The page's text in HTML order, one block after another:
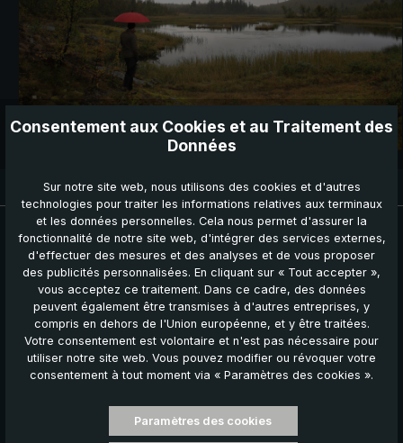
Délai de livraison : 3 à 5 jours ouvrables
Actualités, Offres & Promotions
Sécurisez votre bon de réduction ainsi que de nombreux autres
avantages en vous inscrivant dès maintenant pour recevoir nos
actualités, offres et promotions.
Vos avantages
€ 5,00 bon de bienvenue
Offres de réduction exclusives
Renseignements sur les nouveaux produits
Inscrivez-vous maintenant
Consentement aux Cookies et au Traitement des
Données
Sur notre site web, nous utilisons des cookies et d'autres
technologies pour traiter les informations relatives aux terminaux
et les données personnelles. Cela nous permet d'assurer la
fonctionnalité de notre site web, d'intégrer des services externes,
d'effectuer des mesures et des analyses et de vous proposer
des publicités personnalisées. En cliquant sur « Tout accepter »,
vous acceptez ce traitement. Dans ce cadre, des données
peuvent également être transmises à d'autres entreprises, y
compris en dehors de l'Union européenne, et y être traitées.
Votre consentement est volontaire et n'est pas nécessaire pour
utiliser notre site web. Vous pouvez modifier ou révoquer votre
consentement à tout moment via « Paramètres des cookies ».
Paramètres des cookies